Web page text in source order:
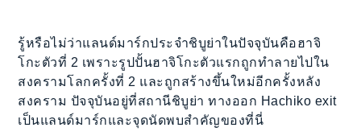
รู้หรือไม่ว่าแลนด์มาร์กประจำชิบูย่าในปัจจุบันคือฮาจิ
โกะตัวที่ 2 เพราะรูปปั้นฮาจิโกะตัวแรกถูกทำลายไปใน
สงครามโลกครั้งที่ 2 และถูกสร้างขึ้นใหม่อีกครั้งหลัง
สงคราม ปัจจุบันอยู่ที่สถานีชิบูย่า ทางออก Hachiko exit
เป็นแลนด์มาร์กและจุดนัดพบสำคัญของที่นี่